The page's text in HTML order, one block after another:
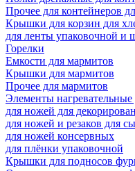
Прочее для контейнеров
Крышки для корзин для
для ленты упаковочной и
Горелки
Емкости для мармитов
Крышки для мармитов
Прочее для мармитов
Элементы
для ножей для
для ножей и резаков для
для ножей консервных
для плёнки упаковочной
Крышки для подносов